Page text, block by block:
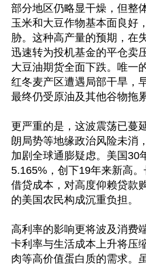
部分地区仍略显干燥，但整
玉米和大豆作物基本面良好
胁。这种高产量的预期，在
迅速转为投机基金的平仓卖
大豆油期货全面下跌。唯一
红冬麦产区遭遇局部干旱，
最终仍受原油及其他谷物拖
更严重的是，这波震荡已蔓
朗局势等地缘政治风险未消
加剧全球通膨疑虑。美国30
5.165%，创下19年来新高
借贷成本，对高度仰赖贷款
的美国农民构成沉重负担。
高利率的影响更将波及消费
卡利率与生活成本上升将压
肉等高价值蛋白质的需求。